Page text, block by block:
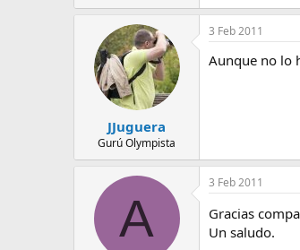
JJuguera
Gurú Olympista
3 Feb 2011
Aunque no lo
A
3 Feb 2011
Gracias
Un saludo.